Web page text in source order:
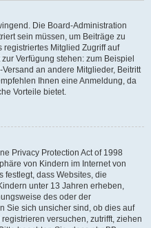
Die Board-Administration
sein müssen, um Beiträge zu
Mitglied Zugriff auf
Verfügung stehen: zum Beispiel
an andere Mitglieder, Beitritt
Ihnen eine Anmeldung, da
Vorteile bietet.
Privacy Protection Act of 1998
von Kindern im Internet von
festlegt, dass Websites, die
unter 13 Jahren erheben,
des oder der
Sie sich unsicher sind, ob dies auf
versuchen, zutrifft, ziehen